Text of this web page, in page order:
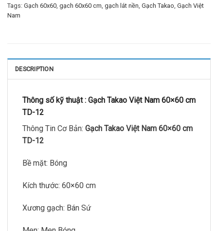
Tags: Gạch 60x60 gạch 60x60 cm gạch lát nền Gạch Takao Gạch Việt
Nam
DESCRIPTION
Thông số kỹ thuật : Gạch Takao Việt Nam 60×60 cm
TD-12
Thông Tin Cơ Bản: Gạch Takao Việt Nam 60×60 cm
TD-12
Bề mặt: Bóng
Kích thước: 60×60 cm
Xương gạch: Bán Sứ